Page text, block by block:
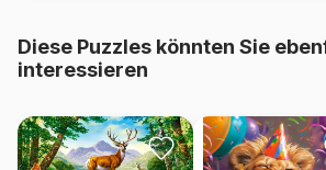
Diese Puzzles könnten Sie
interessieren